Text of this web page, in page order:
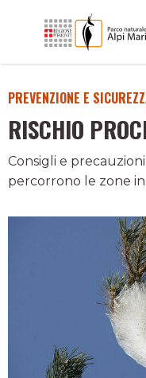
PREVENZIONE E
RISCHIO
Consigli e
percorrono le zone